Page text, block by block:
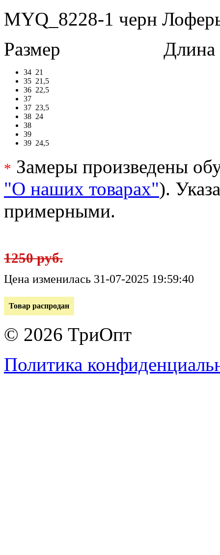
MYQ_8228-1 черн
Размер
Длина в
34 21
35 21,5
36 22,5
37
37 23,5
38 24
38
39
39 24,5
* Замеры произведены
"О наших товарах").
примерными.
1250 руб.
Цена изменилась 31-07-2025 19:59:40
Товар распродан
© 2026 ТриОпт
Политика